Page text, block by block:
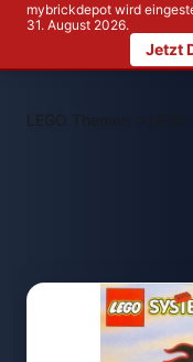
mybrickdepot wird
31. August 2026.
Jetzt
LEGO Themen >